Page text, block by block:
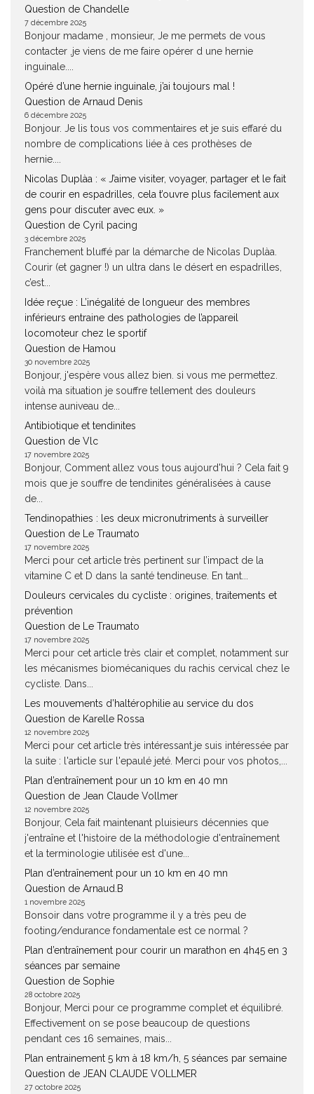
Question de Chandelle
7 décembre 2025
Bonjour madame , monsieur, Je me permets de vous
contacter ,je viens de me faire opérer d une hernie
inguinale....
Opéré d’une hernie inguinale, j’ai toujours mal !
Question de Arnaud Denis
6 décembre 2025
Bonjour. Je lis tous vos commentaires et je suis effaré du
nombre de complications liée à ces prothèses de
hernie....
Nicolas Duplàa : « J’aime visiter, voyager, partager et le fait
de courir en espadrilles, cela t’ouvre plus facilement aux
gens pour discuter avec eux. »
Question de Cyril pacing
3 décembre 2025
Franchement bluffé par la démarche de Nicolas Duplàa.
Courir (et gagner !) un ultra dans le désert en espadrilles,
c’est...
Idée reçue : L’inégalité de longueur des membres
inférieurs entraine des pathologies de l’appareil
locomoteur chez le sportif
Question de Hamou
30 novembre 2025
Bonjour, j'espère vous allez bien. si vous me permettez.
voilà ma situation je souffre tellement des douleurs
intense auniveau de...
Antibiotique et tendinites
Question de Vlc
17 novembre 2025
Bonjour, Comment allez vous tous aujourd'hui ? Cela fait 9
mois que je souffre de tendinites généralisées à cause
de...
Tendinopathies : les deux micronutriments à surveiller
Question de Le Traumato
17 novembre 2025
Merci pour cet article très pertinent sur l’impact de la
vitamine C et D dans la santé tendineuse. En tant...
Douleurs cervicales du cycliste : origines, traitements et
prévention
Question de Le Traumato
17 novembre 2025
Merci pour cet article très clair et complet, notamment sur
les mécanismes biomécaniques du rachis cervical chez le
cycliste. Dans...
Les mouvements d’haltérophilie au service du dos
Question de Karelle Rossa
12 novembre 2025
Merci pour cet article très intéressant.je suis intéressée par
la suite : l'article sur l'epaulé jeté. Merci pour vos photos,...
Plan d’entraînement pour un 10 km en 40 mn
Question de Jean Claude Vollmer
12 novembre 2025
Bonjour, Cela fait maintenant pluisieurs décennies que
j'entraîne et l'histoire de la méthodologie d'entraînement
et la terminologie utilisée est d'une...
Plan d’entraînement pour un 10 km en 40 mn
Question de Arnaud.B
1 novembre 2025
Bonsoir dans votre programme il y a très peu de
footing/endurance fondamentale est ce normal ?
Plan d’entraînement pour courir un marathon en 4h45 en 3
séances par semaine
Question de Sophie
28 octobre 2025
Bonjour, Merci pour ce programme complet et équilibré.
Effectivement on se pose beaucoup de questions
pendant ces 16 semaines, mais...
Plan entrainement 5 km à 18 km/h, 5 séances par semaine
Question de JEAN CLAUDE VOLLMER
27 octobre 2025